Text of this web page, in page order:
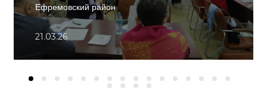
Ефремовский район
21.03.26